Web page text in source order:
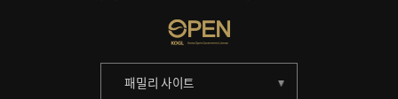
패밀리 사이트